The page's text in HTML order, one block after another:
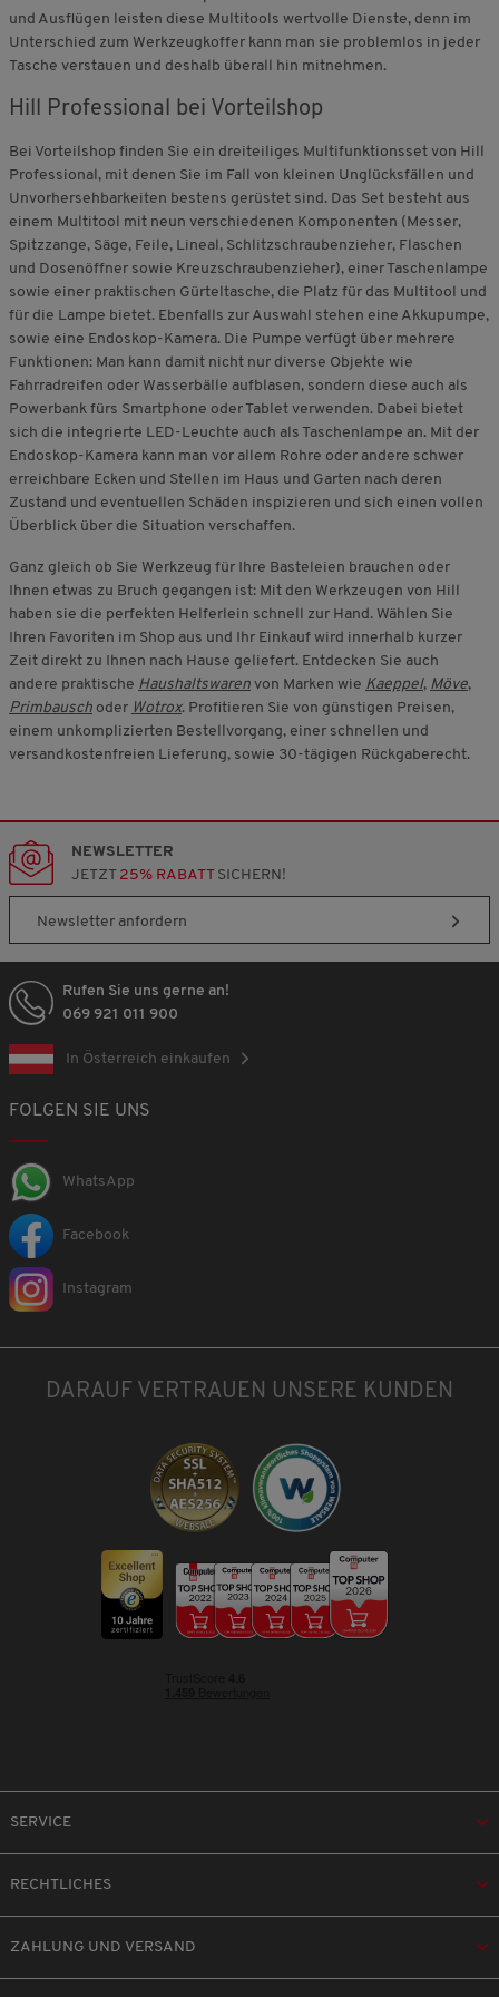
und Ausflügen leisten diese Multitools wertvolle Dienste, denn im
Unterschied zum Werkzeugkoffer kann man sie problemlos in jeder
Tasche verstauen und deshalb überall hin mitnehmen.
Hill Professional bei Vorteilshop
Bei Vorteilshop finden Sie ein dreiteiliges Multifunktionsset von Hill
Professional, mit denen Sie im Fall von kleinen Unglücksfällen und
Unvorhersehbarkeiten bestens gerüstet sind. Das Set besteht aus
einem Multitool mit neun verschiedenen Komponenten (Messer,
Spitzzange, Säge, Feile, Lineal, Schlitzschraubenzieher, Flaschen
und Dosenöffner sowie Kreuzschraubenzieher), einer Taschenlampe
sowie einer praktischen Gürteltasche, die Platz für das Multitool und
für die Lampe bietet. Ebenfalls zur Auswahl stehen eine Akkupumpe,
sowie eine Endoskop-Kamera. Die Pumpe verfügt über mehrere
Funktionen: Man kann damit nicht nur diverse Objekte wie
Fahrradreifen oder Wasserbälle aufblasen, sondern diese auch als
Powerbank fürs Smartphone oder Tablet verwenden. Dabei bietet
sich die integrierte LED-Leuchte auch als Taschenlampe an. Mit der
Endoskop-Kamera kann man vor allem Rohre oder andere schwer
erreichbare Ecken und Stellen im Haus und Garten nach deren
Zustand und eventuellen Schäden inspizieren und sich einen vollen
Überblick über die Situation verschaffen.
Ganz gleich ob Sie Werkzeug für Ihre Basteleien brauchen oder
Ihnen etwas zu Bruch gegangen ist: Mit den Werkzeugen von Hill
haben sie die perfekten Helferlein schnell zur Hand. Wählen Sie
Ihren Favoriten im Shop aus und Ihr Einkauf wird innerhalb kurzer
Zeit direkt zu Ihnen nach Hause geliefert. Entdecken Sie auch
andere praktische Haushaltswaren von Marken wie Kaeppel, Möve,
Primbausch oder Wotrox. Profitieren Sie von günstigen Preisen,
einem unkomplizierten Bestellvorgang, einer schnellen und
versandkostenfreien Lieferung, sowie 30-tägigen Rückgaberecht.
NEWSLETTER
JETZT 25% RABATTSICHERN!
Newsletter anfordern
Rufen Sie uns gerne an!
069 921 011 900
In Österreich einkaufen
FOLGEN SIE UNS
WhatsApp
Facebook
Instagram
DARAUF VERTRAUEN UNSERE KUNDEN
SERVICE
RECHTLICHES
ZAHLUNG UND VERSAND